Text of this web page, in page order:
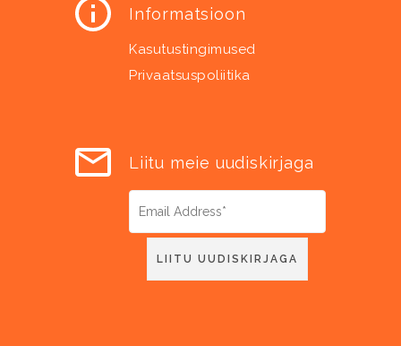
Informatsioon
Kasutustingimused
Privaatsuspoliitika
Liitu meie uudiskirjaga